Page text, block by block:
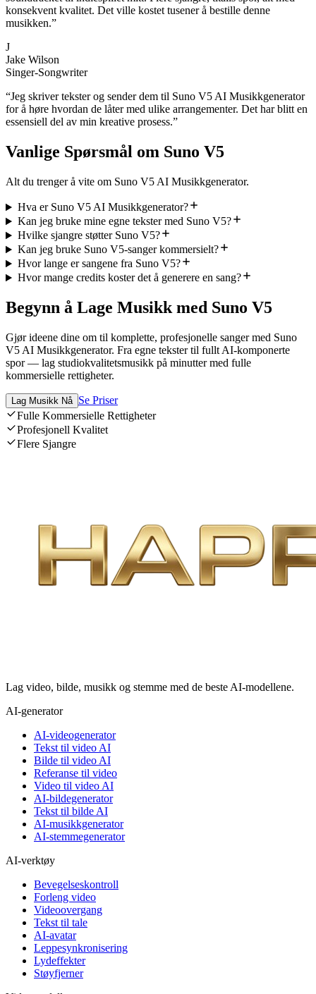
konsekvent kvalitet. Det ville kostet tusener å bestille denne
musikken.”
J
Jake Wilson
Singer-Songwriter
“Jeg skriver tekster og sender dem til Suno V5 AI Musikkgenerator
for å høre hvordan de låter med ulike arrangementer. Det har blitt en
essensiell del av min kreative prosess.”
Vanlige Spørsmål om Suno V5
Alt du trenger å vite om Suno V5 AI Musikkgenerator.
Hva er Suno V5 AI Musikkgenerator?
Kan jeg bruke mine egne tekster med Suno V5?
Hvilke sjangre støtter Suno V5?
Kan jeg bruke Suno V5-sanger kommersielt?
Hvor lange er sangene fra Suno V5?
Hvor mange credits koster det å generere en sang?
Begynn å Lage Musikk med Suno V5
Gjør ideene dine om til komplette, profesjonelle sanger med Suno
V5 AI Musikkgenerator. Fra egne tekster til fullt AI-komponerte
spor — lag studiokvalitetsmusikk på minutter med fulle
kommersielle rettigheter.
Lag Musikk Nå Se Priser
Fulle Kommersielle Rettigheter
Profesjonell Kvalitet
Flere Sjangre
Lag video, bilde, musikk og stemme med de beste AI-modellene.
AI-generator
AI-videogenerator
Tekst til video AI
Bilde til video AI
Referanse til video
Video til video AI
AI-bildegenerator
Tekst til bilde AI
AI-musikkgenerator
AI-stemmegenerator
AI-verktøy
Bevegelseskontroll
Forleng video
Videoovergang
Tekst til tale
AI-avatar
Leppesynkronisering
Lydeffekter
Støyfjerner